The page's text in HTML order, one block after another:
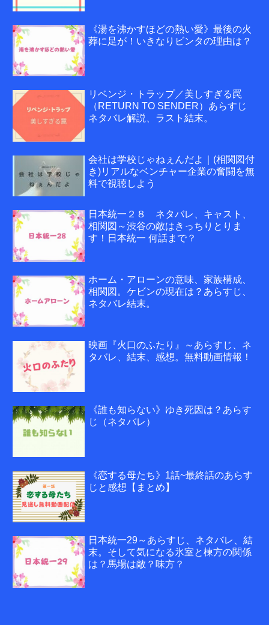
《湯を沸かすほどの熱い愛》最後の火
葬に足が！いきなりビンタの理由は？
リベンジ・トラップ／美しすぎる罠
（RETURN TO SENDER）あらすじ
ネタバレ解説、ラスト結末。
会社は学校じゃねぇんだよ｜(相関図付
き)リアルなベンチャー企業の奮闘を無
料で視聴しよう
日本統一２８ ネタバレ、キャスト、
相関図～渋谷の敵はきっちりとりま
す！日本統一 何話まで？
ホーム・アローンの意味、家族構成、
相関図。ケビンの現在は？あらすじ、
ネタバレ結末。
映画『火口のふたり』～あらすじ、ネ
タバレ、結末、感想。無料動画情報！
《誰も知らない》ゆき死因は？あらす
じ（ネタバレ）
《恋する母たち》1話~最終話のあらす
じと感想【まとめ】
日本統一29～あらすじ、ネタバレ、結
末。そして気になる氷室と棟方の関係
は？馬場は敵？味方？